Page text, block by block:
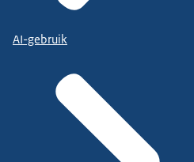
AI-gebruik